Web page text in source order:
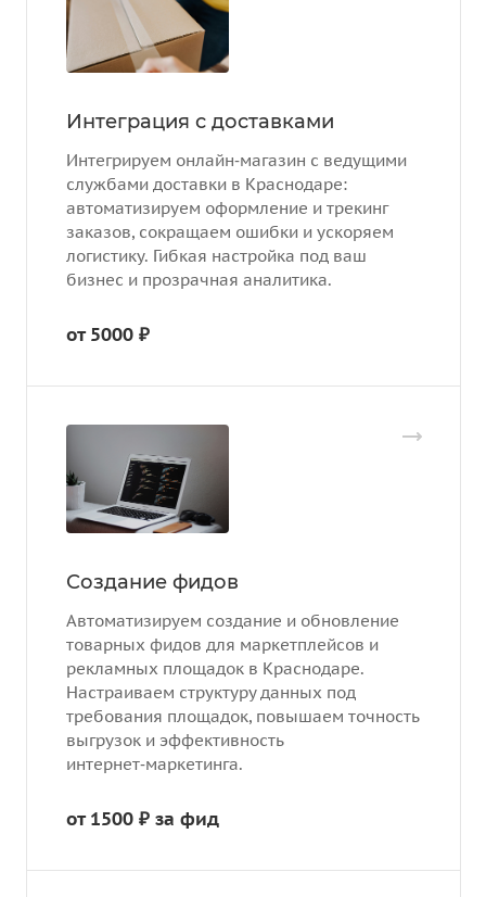
Интеграция с доставками
Интегрируем онлайн‑магазин с ведущими
службами доставки в Краснодаре:
автоматизируем оформление и трекинг
заказов, сокращаем ошибки и ускоряем
логистику. Гибкая настройка под ваш
бизнес и прозрачная аналитика.
от 5000 ₽
Создание фидов
Автоматизируем создание и обновление
товарных фидов для маркетплейсов и
рекламных площадок в Краснодаре.
Настраиваем структуру данных под
требования площадок, повышаем точность
выгрузок и эффективность
интернет‑маркетинга.
от 1500 ₽ за фид